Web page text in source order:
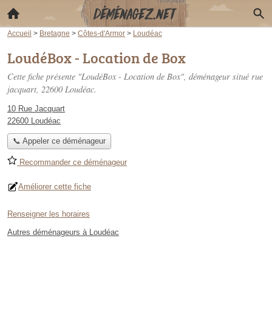
Accueil > Bretagne > Côtes-d'Armor > Loudéac
LoudéBox - Location de Box
Cette fiche présente "LoudéBox - Location de Box", déménageur situé rue
jacquart, 22600 Loudéac.
10 Rue Jacquart
22600 Loudéac
📞 Appeler ce déménageur
Recommander ce déménageur
Améliorer cette fiche
Renseigner les horaires
Autres déménageurs à Loudéac